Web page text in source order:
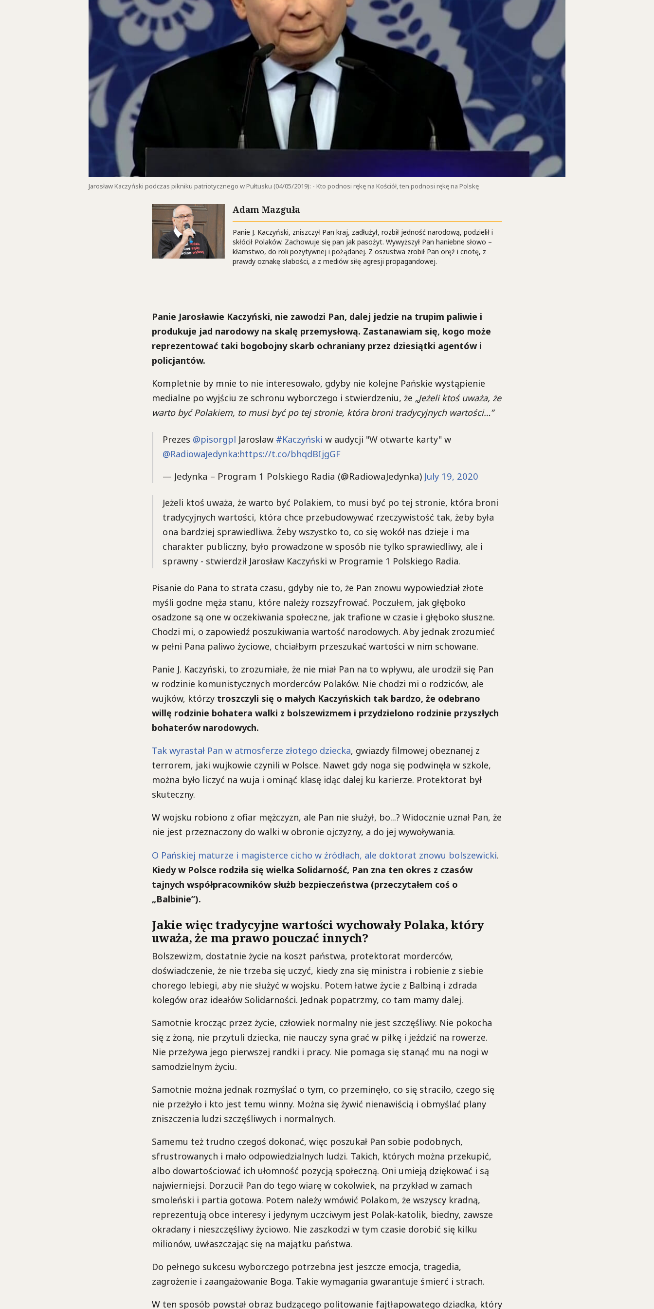
Jarosław Kaczyński podczas pikniku patriotycznego w Pułtusku (04/05/2019): - Kto podnosi rękę na Kościół, ten podnosi rękę na Polskę
Adam Mazguła
Panie J. Kaczyński, zniszczył Pan kraj, zadłużył, rozbił jedność narodową, podzielił i
skłócił Polaków. Zachowuje się pan jak pasożyt. Wywyższył Pan haniebne słowo –
kłamstwo, do roli pozytywnej i pożądanej. Z oszustwa zrobił Pan oręż i cnotę, z
prawdy oznakę słabości, a z mediów siłę agresji propagandowej.
Panie Jarosławie Kaczyński, nie zawodzi Pan, dalej jedzie na trupim paliwie i
produkuje jad narodowy na skalę przemysłową. Zastanawiam się, kogo może
reprezentować taki bogobojny skarb ochraniany przez dziesiątki agentów i
policjantów.
Kompletnie by mnie to nie interesowało, gdyby nie kolejne Pańskie wystąpienie
medialne po wyjściu ze schronu wyborczego i stwierdzeniu, że „Jeżeli ktoś uważa, że
warto być Polakiem, to musi być po tej stronie, która broni tradycyjnych wartości…”
Prezes @pisorgpl Jarosław #Kaczyński w audycji "W otwarte karty" w
@RadiowaJedynka:https://t.co/bhqdBIjgGF
— Jedynka – Program 1 Polskiego Radia (@RadiowaJedynka) July 19, 2020
Jeżeli ktoś uważa, że warto być Polakiem, to musi być po tej stronie, która broni
tradycyjnych wartości, która chce przebudowywać rzeczywistość tak, żeby była
ona bardziej sprawiedliwa. Żeby wszystko to, co się wokół nas dzieje i ma
charakter publiczny, było prowadzone w sposób nie tylko sprawiedliwy, ale i
sprawny - stwierdził Jarosław Kaczyński w Programie 1 Polskiego Radia.
Pisanie do Pana to strata czasu, gdyby nie to, że Pan znowu wypowiedział złote
myśli godne męża stanu, które należy rozszyfrować. Poczułem, jak głęboko
osadzone są one w oczekiwania społeczne, jak trafione w czasie i głęboko słuszne.
Chodzi mi, o zapowiedź poszukiwania wartość narodowych. Aby jednak zrozumieć
w pełni Pana paliwo życiowe, chciałbym przeszukać wartości w nim schowane.
Panie J. Kaczyński, to zrozumiałe, że nie miał Pan na to wpływu, ale urodził się Pan
w rodzinie komunistycznych morderców Polaków. Nie chodzi mi o rodziców, ale
wujków, którzy troszczyli się o małych Kaczyńskich tak bardzo, że odebrano
willę rodzinie bohatera walki z bolszewizmem i przydzielono rodzinie przyszłych
bohaterów narodowych.
Tak wyrastał Pan w atmosferze złotego dziecka, gwiazdy filmowej obeznanej z
terrorem, jaki wujkowie czynili w Polsce. Nawet gdy noga się podwinęła w szkole,
można było liczyć na wuja i ominąć klasę idąc dalej ku karierze. Protektorat był
skuteczny.
W wojsku robiono z ofiar mężczyzn, ale Pan nie służył, bo...? Widocznie uznał Pan, że
nie jest przeznaczony do walki w obronie ojczyzny, a do jej wywoływania.
O Pańskiej maturze i magisterce cicho w źródłach, ale doktorat znowu bolszewicki.
Kiedy w Polsce rodziła się wielka Solidarność, Pan zna ten okres z czasów
tajnych współpracowników służb bezpieczeństwa (przeczytałem coś o
„Balbinie”).
Jakie więc tradycyjne wartości wychowały Polaka, który
uważa, że ma prawo pouczać innych?
Bolszewizm, dostatnie życie na koszt państwa, protektorat morderców,
doświadczenie, że nie trzeba się uczyć, kiedy zna się ministra i robienie z siebie
chorego lebiegi, aby nie służyć w wojsku. Potem łatwe życie z Balbiną i zdrada
kolegów oraz ideałów Solidarności. Jednak popatrzmy, co tam mamy dalej.
Samotnie krocząc przez życie, człowiek normalny nie jest szczęśliwy. Nie pokocha
się z żoną, nie przytuli dziecka, nie nauczy syna grać w piłkę i jeździć na rowerze.
Nie przeżywa jego pierwszej randki i pracy. Nie pomaga się stanąć mu na nogi w
samodzielnym życiu.
Samotnie można jednak rozmyślać o tym, co przeminęło, co się straciło, czego się
nie przeżyło i kto jest temu winny. Można się żywić nienawiścią i obmyślać plany
zniszczenia ludzi szczęśliwych i normalnych.
Samemu też trudno czegoś dokonać, więc poszukał Pan sobie podobnych,
sfrustrowanych i mało odpowiedzialnych ludzi. Takich, których można przekupić,
albo dowartościować ich ułomność pozycją społeczną. Oni umieją dziękować i są
najwierniejsi. Dorzucił Pan do tego wiarę w cokolwiek, na przykład w zamach
smoleński i partia gotowa. Potem należy wmówić Polakom, że wszyscy kradną,
reprezentują obce interesy i jedynym uczciwym jest Polak-katolik, biedny, zawsze
okradany i nieszczęśliwy życiowo. Nie zaszkodzi w tym czasie dorobić się kilku
milionów, uwłaszczając się na majątku państwa.
Do pełnego sukcesu wyborczego potrzebna jest jeszcze emocja, tragedia,
zagrożenie i zaangażowanie Boga. Takie wymagania gwarantuje śmierć i strach.
W ten sposób powstał obraz budzącego politowanie fajtłapowatego dziadka, który